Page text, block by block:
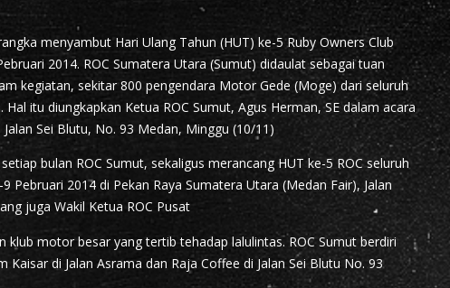
menyambut Hari Ulang Tahun (HUT) ke-5 Ruby Owners Club
2014. ROC Sumatera Utara (Sumut) didaulat sebagai tuan
kegiatan, sekitar 800 pengendara Motor Gede (Moge) dari seluruh
itu diungkapkan Ketua ROC Sumut, Agus Herman, SE dalam acara
Sei Blutu, No. 93 Medan, Minggu (10/11)
bulan ROC Sumut, sekaligus merancang HUT ke-5 ROC seluruh
Pebruari 2014 di Pekan Raya Sumatera Utara (Medan Fair), Jalan
juga Wakil Ketua ROC Pusat
klub motor besar yang tertib tehadap lalulintas. ROC Sumut berdiri
di Jalan Asrama dan Raja Coffee di Jalan Sei Blutu No. 93